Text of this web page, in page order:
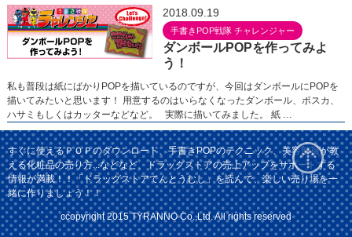
2018.09.19
手書きPOP戦隊 チャレンジャー
ダンボールPOPを作ってみよ
う！
私も普段は紙にばかりPOPを描いているのですが、今回はダンボールにPOPを
描いてみたいと思います！ 用意するのはいらなくなったダンボール、ポスカ、
ハサミもしくはカッターなどなど。 実際に描いてみました。 紙 …
すぐに使えるＰＯＰのダウンロード、手書きPOPのテクニック、美容部員が教
える化粧品の売り方...などなど、ドラッグストアの売上アップをサポートする
情報が満載！！「ドラッグストアてんとうむし」を読んで、楽しい売り場を一
緒に作りましょう！！
ccopyright 2015 TYRANNO Co.,Ltd. All rights reserved